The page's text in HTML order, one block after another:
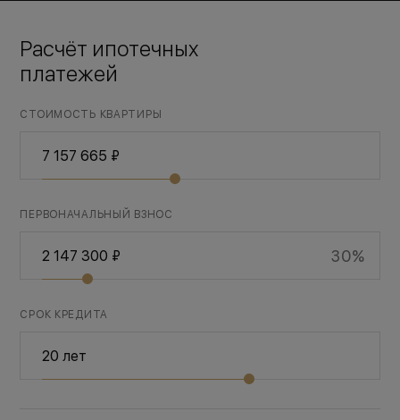
Расчёт ипотечных
платежей
СТОИМОСТЬ КВАРТИРЫ
ПЕРВОНАЧАЛЬНЫЙ ВЗНОС
30%
СРОК КРЕДИТА